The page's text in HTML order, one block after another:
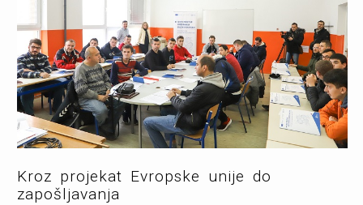
Kroz projekat Evropske unije do
zapošljavanja